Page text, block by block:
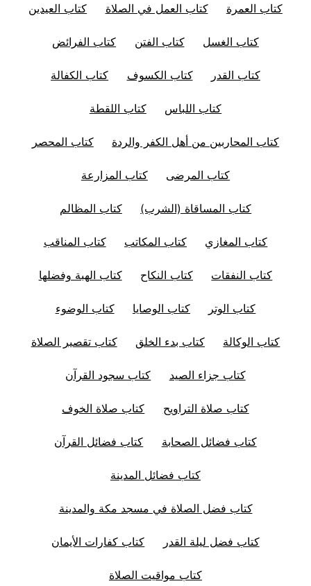
كتاب العمرة كتاب العمل في الصلاة كتاب العيدين
كتاب الغسل كتاب الفتن كتاب الفرائض
كتاب القدر كتاب الكسوف كتاب الكفالة
كتاب اللباس كتاب اللقطة
كتاب المحاربين من أهل الكفر والردة كتاب المحصر
كتاب المرضى كتاب المزارعة
كتاب المساقاة (الشرب) كتاب المظالم
كتاب المغازي كتاب المكاتب كتاب المناقب
كتاب النفقات كتاب النكاح كتاب الهبة وفضلها
كتاب الوتر كتاب الوصايا كتاب الوضوء
كتاب الوكالة كتاب بدء الخلق كتاب تقصير الصلاة
كتاب جزاء الصيد كتاب سجود القرآن
كتاب صلاة التراويح كتاب صلاة الخوف
كتاب فضائل الصحابة كتاب فضائل القرآن
كتاب فضائل المدينة
كتاب فضل الصلاة في مسجد مكة والمدينة
كتاب فضل ليلة القدر كتاب كفارات الأيمان
كتاب مواقيت الصلاة